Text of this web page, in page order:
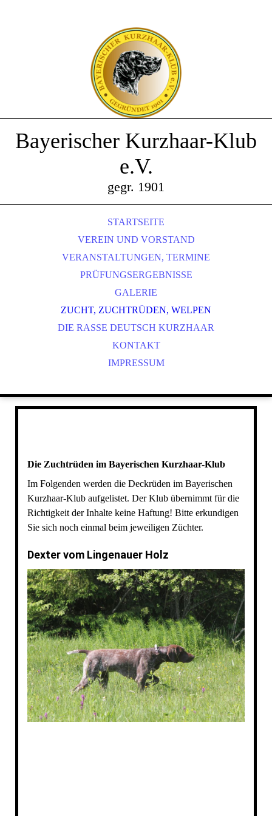
Bayerischer Kurzhaar-Klub
e.V.
gegr. 1901
STARTSEITE
VEREIN UND VORSTAND
VERANSTALTUNGEN, TERMINE
PRÜFUNGSERGEBNISSE
GALERIE
ZUCHT, ZUCHTRÜDEN, WELPEN
DIE RASSE DEUTSCH KURZHAAR
KONTAKT
IMPRESSUM
Die Zuchtrüden im Bayerischen Kurzhaar-Klub
Im Folgenden werden die Deckrüden im Bayerischen
Kurzhaar-Klub aufgelistet. Der Klub übernimmt für die
Richtigkeit der Inhalte keine Haftung! Bitte erkundigen
Sie sich noch einmal beim jeweiligen Züchter.
Dexter vom Lingenauer Holz